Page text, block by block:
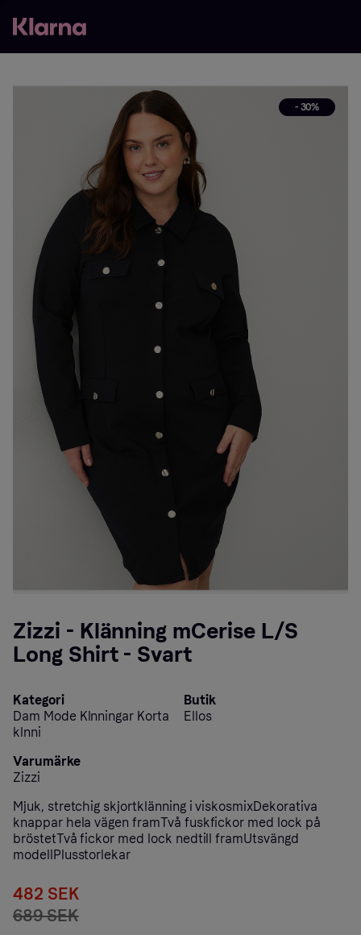
- 30%
Zizzi - Klänning mCerise L/S
Long Shirt - Svart
Kategori
Dam Mode Klnningar Korta
klnni
Butik
Ellos
Varumärke
Zizzi
Mjuk, stretchig skjortklänning i viskosmixDekorativa
knappar hela vägen framTvå fuskfickor med lock på
bröstetTvå fickor med lock nedtill framUtsvängd
modellPlusstorlekar
482 SEK
689 SEK